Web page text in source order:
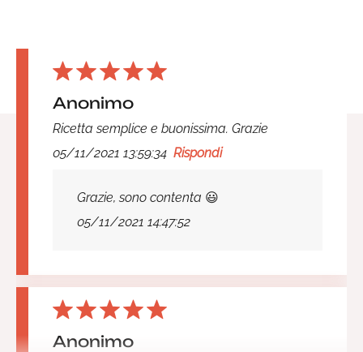
Anonimo
Ricetta semplice e buonissima. Grazie
05/11/2021 13:59:34 Rispondi
Grazie, sono contenta 😃
05/11/2021 14:47:52
Anonimo